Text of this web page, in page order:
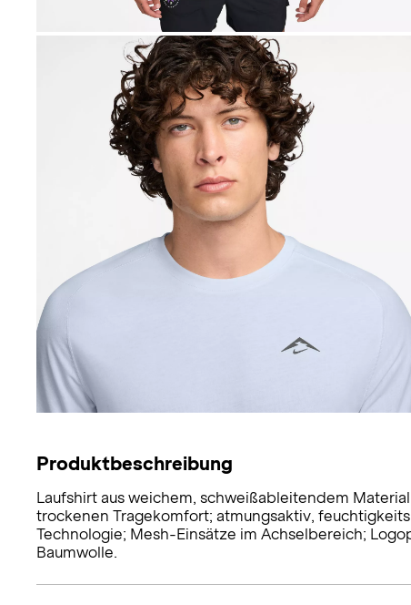
Produktbeschreibung
Laufshirt aus weichem, schweißableitendem
trockenen Tragekomfort; atmungsaktiv,
Technologie; Mesh-Einsätze im Achselbereich;
Baumwolle.